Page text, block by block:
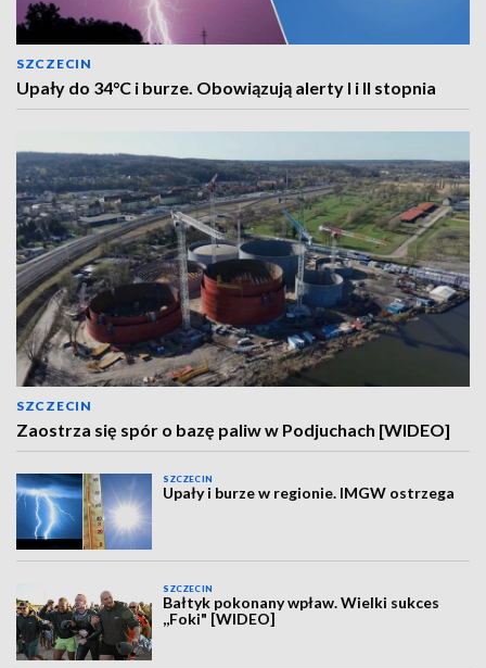
SZCZECIN
Upały do 34°C i burze. Obowiązują alerty I i II stopnia
SZCZECIN
Zaostrza się spór o bazę paliw w Podjuchach [WIDEO]
SZCZECIN
Upały i burze w regionie. IMGW ostrzega
SZCZECIN
Bałtyk pokonany wpław. Wielki sukces
,,Foki" [WIDEO]